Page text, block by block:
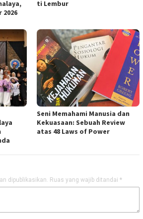
2026
ti Lembur
Seni Memahami Manusia dan
Kekuasaan: Sebuah Review
atas 48 Laws of Power
dipublikasikan. Ruas yang wajib ditandai *